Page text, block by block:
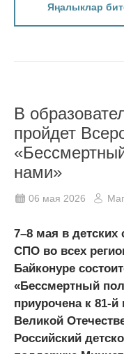
Яңалыклар
В
пройдет
нами»
06 мая 2026
7–8 мая в
СПО во всех
Байконуре
«Бессмертный
приурочена к 81-
Великой
Российский